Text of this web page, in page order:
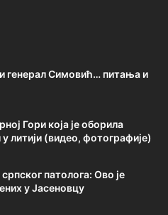
генерал Симовић… питања и
Гори која је оборила
литији (видео, фотографије)
патолога: Ово је
у Јасеновцу